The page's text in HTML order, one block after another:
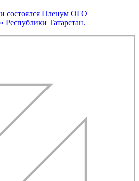
состоялся Пленум ОГО
Татарстан.